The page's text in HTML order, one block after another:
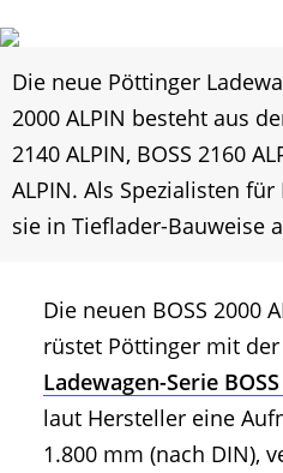
Die neue Pöttinger
2000 ALPIN besteht aus
2140 ALPIN, BOSS 2160
ALPIN. Als Spezialisten
sie in Tieflader-Bauweise
Die neuen BOSS 2000
rüstet Pöttinger mit
Ladewagen-Serie
laut Hersteller eine
1.800 mm (nach DIN),